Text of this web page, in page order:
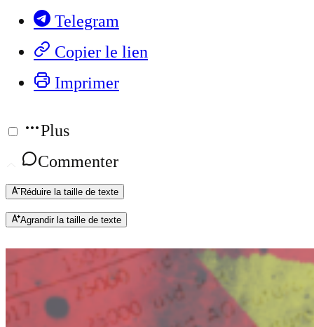
Telegram
Copier le lien
Imprimer
Plus
Commenter
Réduire la taille de texte
Agrandir la taille de texte